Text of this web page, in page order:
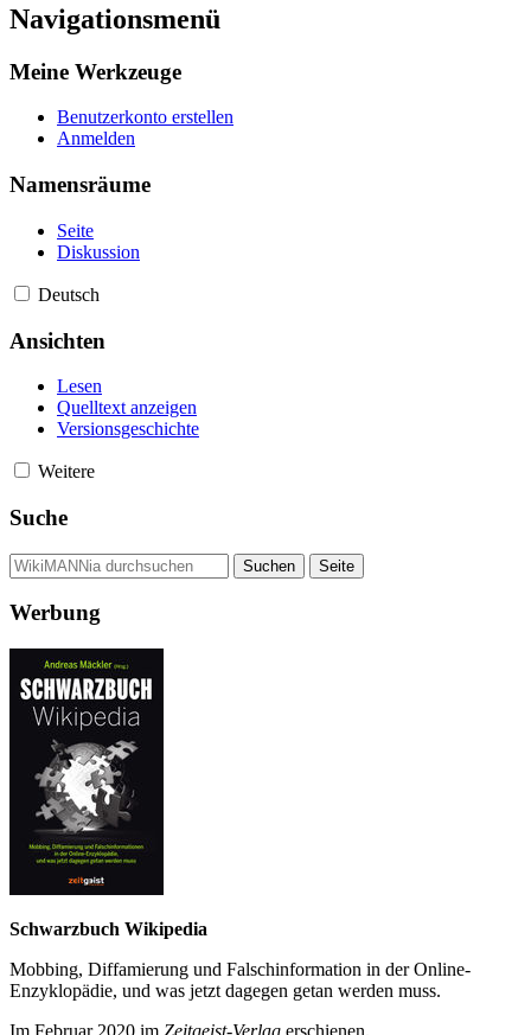
Navigationsmenü
Meine Werkzeuge
Benutzerkonto erstellen
Anmelden
Namensräume
Seite
Diskussion
Deutsch
Ansichten
Lesen
Quelltext anzeigen
Versionsgeschichte
Weitere
Suche
Werbung
Schwarzbuch Wikipedia
Mobbing, Diffamierung und Falsch­information in der Online-
Enzyklo­pädie, und was jetzt da­gegen getan werden muss.